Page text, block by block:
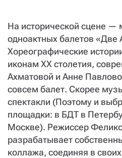
На исторической сцене —
одноактных балетов «Две
Хореографические
иконам XX столетия,
Ахматовой и Анне
совсем балет. Скорее
спектакли (Поэтому и
площадки: в БДТ в
Москве). Режиссер
разрабатывает
коллажа, соединяя в